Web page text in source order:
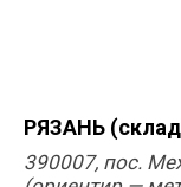
РЯЗАНЬ
390007, пос.